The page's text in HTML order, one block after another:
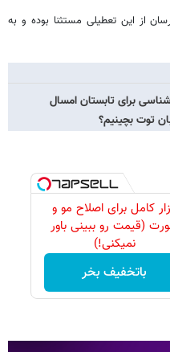
از این تعطیلی مستثنا بوده و به
برای تابستان امسال
توت بچینیم؟
کامل برای اصلاح مو و
(قیمت رو ببینی باور
نمیکنی!)
باتخفیف بخر